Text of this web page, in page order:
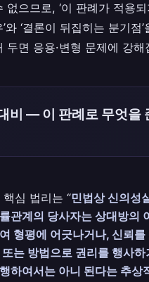
없으므로, ‘이 판례가 적용되
와 ‘결론이 뒤집히는 분기점’
두면 응용·변형 문제에 강해
비 — 이 판례로 무엇을
심 법리는 “민법상 신의성
관계의 당사자는 상대방의
형평에 어긋나거나, 신뢰를
는 방법으로 권리를 행사하
하여서는 아니 된다는 추상